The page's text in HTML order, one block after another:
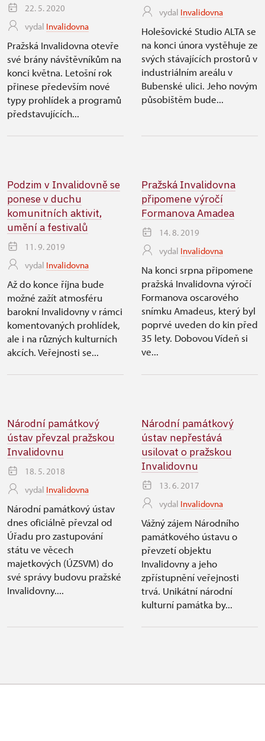
22. 5. 2020
vydal Invalidovna
Pražská Invalidovna otevře
své brány návštěvníkům na
konci května. Letošní rok
přinese především nové
typy prohlídek a programů
představujících...
vydal Invalidovna
Holešovické Studio ALTA se
na konci února vystěhuje ze
svých stávajících prostorů v
industriálním areálu v
Bubenské ulici. Jeho novým
působištěm bude...
Podzim v Invalidovně se
ponese v duchu
komunitních aktivit,
umění a festivalů
11. 9. 2019
vydal Invalidovna
Až do konce října bude
možné zažít atmosféru
barokní Invalidovny v rámci
komentovaných prohlídek,
ale i na různých kulturních
akcích. Veřejnosti se...
Pražská Invalidovna
připomene výročí
Formanova Amadea
14. 8. 2019
vydal Invalidovna
Na konci srpna připomene
pražská Invalidovna výročí
Formanova oscarového
snímku Amadeus, který byl
poprvé uveden do kin před
35 lety. Dobovou Vídeň si
ve...
Národní památkový
ústav převzal pražskou
Invalidovnu
18. 5. 2018
vydal Invalidovna
Národní památkový ústav
dnes oficiálně převzal od
Úřadu pro zastupování
státu ve věcech
majetkových (ÚZSVM) do
své správy budovu pražské
Invalidovny....
Národní památkový
ústav nepřestává
usilovat o pražskou
Invalidovnu
13. 6. 2017
vydal Invalidovna
Vážný zájem Národního
památkového ústavu o
převzetí objektu
Invalidovny a jeho
zpřístupnění veřejnosti
trvá. Unikátní národní
kulturní památka by...